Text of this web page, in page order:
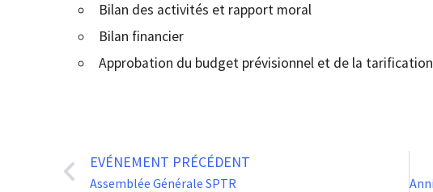
Bilan des activités et rapport moral
Bilan financier
Approbation du budget prévisionnel et de la tarification
EVÉNEMENT PRÉCÉDENT
Assemblée Générale SPTR